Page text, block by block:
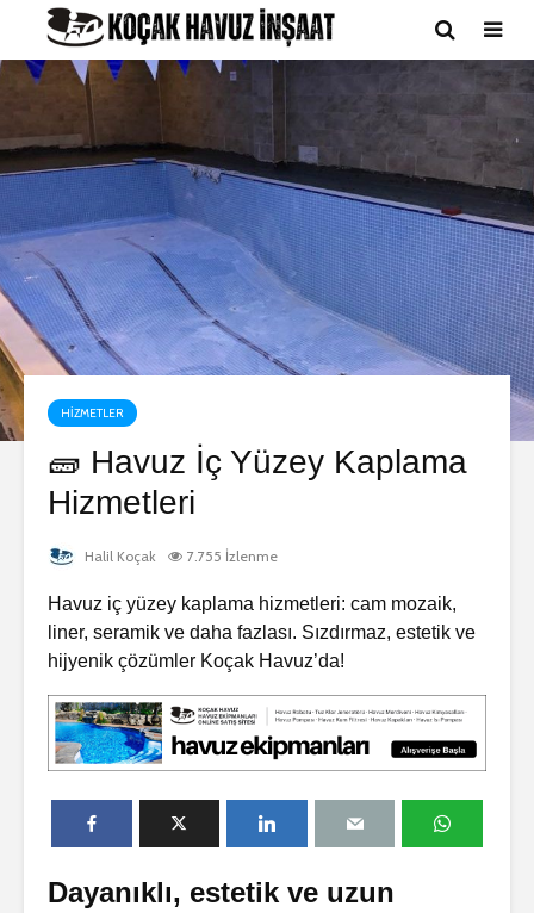
HIZMETLER
🧱 Havuz İç Yüzey Kaplama
Hizmetleri
Halil Koçak 7.755 İzlenme
Havuz iç yüzey kaplama hizmetleri: cam mozaik,
liner, seramik ve daha fazlası. Sızdırmaz, estetik ve
hijyenik çözümler Koçak Havuz’da!
Dayanıklı, estetik ve uzun
Havuzu Projesi
Bodrum Gümüşlük
Villa Havuzu
Projesi 🏖️💧
Dragos Yüzme
Havuz Projesi 🏊‍♂️🌊
Dragos
Dragos
Havuzu